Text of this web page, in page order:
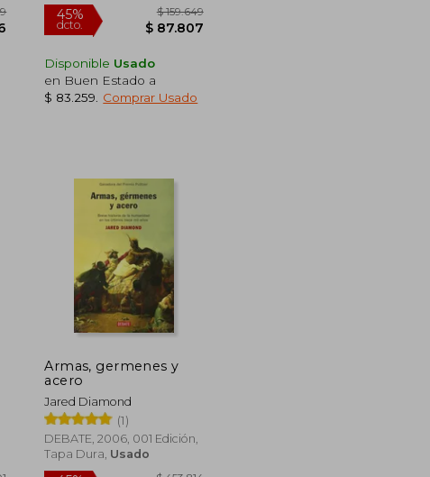
$ 87.029
$ 47.866
45%
dcto.
Disponible Usado
en Buen Estado a
$ 83.259
Comprar Usado
Armas, germenes y
acero
Jared Diamond
(1)
DEBATE, 2006, 001 Edición,
Tapa Dura, Usado